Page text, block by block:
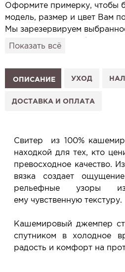
Оформите примерку, чтобы
модель, размер и цвет Вам
Мы зарезервируем
привезём его в удобный для
1. Выберите изделие на сайте.
2. Нажмите «Заказать
3. Заполните форму и
Услуга бесплатная и ни к
примеряете в салоне и уже
Планируйте визит в удобное
резерв действует 5 дней.
Показать всё
ОПИСАНИЕ УХОД
ДОСТАВКА И ОПЛАТА
Свитер из 100%
находкой для тех, кто
превосходное качество.
вязка создает
рельефные узоры
ему чувственную текстуру.
Кашемировый джемпер
спутником в холодное
радость и комфорт на